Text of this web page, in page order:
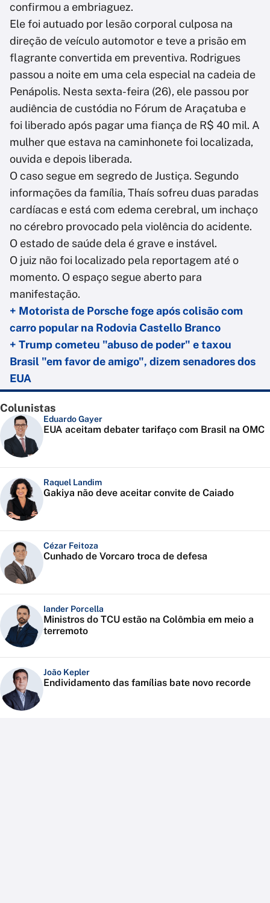
confirmou a embriaguez.
Ele foi autuado por lesão corporal culposa na
direção de veículo automotor e teve a prisão em
flagrante convertida em preventiva. Rodrigues
passou a noite em uma cela especial na cadeia de
Penápolis. Nesta sexta-feira (26), ele passou por
audiência de custódia no Fórum de Araçatuba e
foi liberado após pagar uma fiança de R$ 40 mil. A
mulher que estava na caminhonete foi localizada,
ouvida e depois liberada.
O caso segue em segredo de Justiça. Segundo
informações da família, Thaís sofreu duas paradas
cardíacas e está com edema cerebral, um inchaço
no cérebro provocado pela violência do acidente.
O estado de saúde dela é grave e instável.
O juiz não foi localizado pela reportagem até o
momento. O espaço segue aberto para
manifestação.
+ Motorista de Porsche foge após colisão com
carro popular na Rodovia Castello Branco
+ Trump cometeu "abuso de poder" e taxou
Brasil "em favor de amigo", dizem senadores dos
EUA
Colunistas
Eduardo Gayer
EUA aceitam debater tarifaço com Brasil na OMC
Raquel Landim
Gakiya não deve aceitar convite de Caiado
Cézar Feitoza
Cunhado de Vorcaro troca de defesa
Iander Porcella
Ministros do TCU estão na Colômbia em meio a
terremoto
João Kepler
Endividamento das famílias bate novo recorde